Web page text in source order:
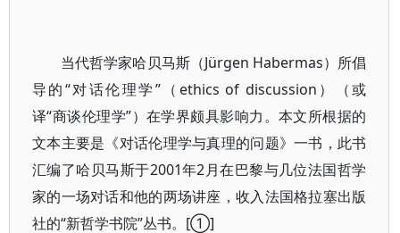
当代哲学家哈贝马斯（Jürgen Habermas）所倡
导的“对话伦理学”（ethics of discussion）（或
译“商谈伦理学”）在学界颇具影响力。本文所根据的
文本主要是《对话伦理学与真理的问题》一书，此书
汇编了哈贝马斯于2001年2月在巴黎与几位法国哲学
家的一场对话和他的两场讲座，收入法国格拉塞出版
社的“新哲学书院”丛书。[①]